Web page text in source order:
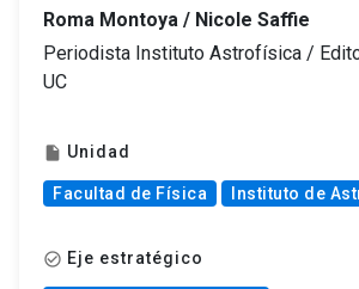
Roma Montoya / Nicole Saffie
Periodista Instituto Astrofísica /
UC
insert_drive_file Unidad
Facultad de Física Instituto de
check_circle_outline Eje estratégico